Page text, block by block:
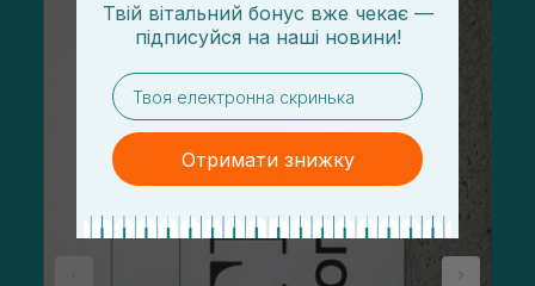
Твій вітальний бонус вже чекає —
підписуйся на наші новини!
email
Отримати знижку